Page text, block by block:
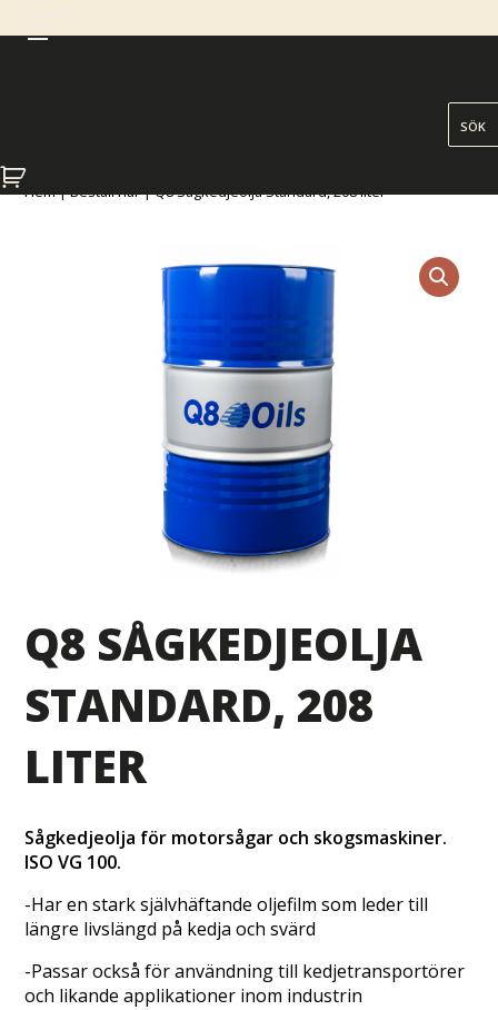
Hem|Beställ här| Q8 Sågkedjeolja Standard, 208 liter
Q8 SÅGKEDJEOLJA
STANDARD, 208
LITER
Sågkedjeolja för motorsågar och skogsmaskiner.
ISO VG 100.
-Har en stark självhäftande oljefilm som leder till
längre livslängd på kedja och svärd
-Passar också för användning till kedjetransportörer
och likande applikationer inom industrin